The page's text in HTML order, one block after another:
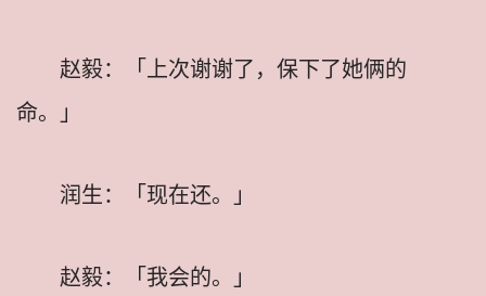
赵毅：「上次谢谢了，保下了她俩的
命。」
润生：「现在还。」
赵毅：「我会的。」